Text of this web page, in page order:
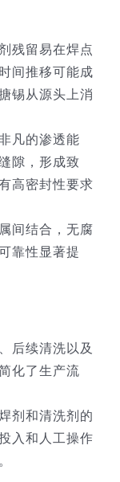
残留易在焊点
间推移可能成
锡从源头上消
凡的渗透能
隙，形成致
高密封性要求
间结合，无腐
靠性显著提
后续清洗以及
化了生产流
剂和清洗剂的
入和人工操作